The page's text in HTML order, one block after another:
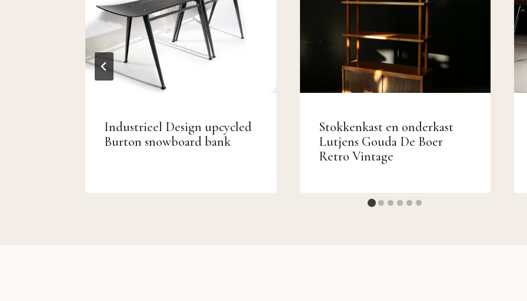
Industrieel Design upcycled
Burton snowboard bank
Stokkenkast en onderkast
Lutjens Gouda De Boer
Retro Vintage